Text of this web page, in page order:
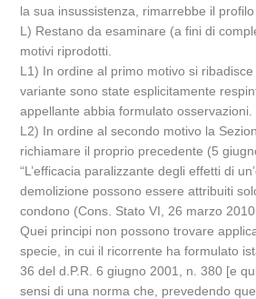
la sua insussistenza, rimarrebbe il
L) Restano da esaminare (a fini di
motivi riprodotti.
L1) In ordine al primo motivo si
variante sono state esplicitamente
appellante abbia formulato osservazioni.
L2) In ordine al secondo motivo la
richiamare il proprio precedente (5
“L’efficacia paralizzante degli effetti di
demolizione possono essere attribuiti
condono (Cons. Stato VI, 26 marzo
Quei principi non possono trovare
specie, in cui il ricorrente ha formulato
36 del d.P.R. 6 giugno 2001, n. 380 [e
sensi di una norma che, prevedendo